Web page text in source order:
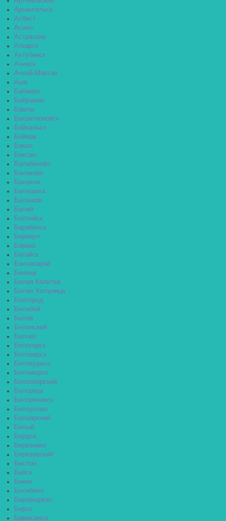
Архангельск
Асбест
Асино
Астрахань
Аткарск
Ахтубинск
Ачинск
Ачхой-Мартан
Аша
Бабаево
Бабушкин
Бавлы
Багратионовск
Байкальск
Баймак
Бакал
Баксан
Балабаново
Балаково
Балахна
Балашиха
Балашов
Балей
Балтийск
Барабинск
Барнаул
Барыш
Батайск
Бахчисарай
Бежецк
Белая Калитва
Белая Холуница
Белгород
Белебей
Белёв
Белинский
Белово
Белогорск
Белозерск
Белокуриха
Беломорск
Белоозёрский
Белорецк
Белореченск
Белоусово
Белоярский
Белый
Бердск
Березники
Берёзовский
Беслан
Бийск
Бикин
Билибино
Биробиджан
Бирск
Бирюсинск